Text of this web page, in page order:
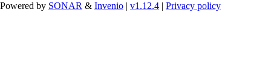
Powered by SONAR & Invenio | v1.12.4 | Privacy policy